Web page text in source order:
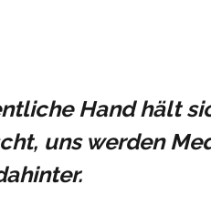
Hand hält
uns werden